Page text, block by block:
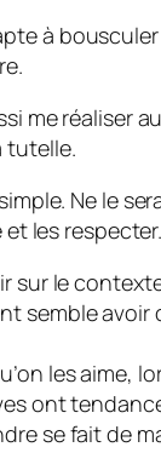
à
me réaliser
tutelle.
Ne le
les
sur le
semble
les aime,
ont
se fait de